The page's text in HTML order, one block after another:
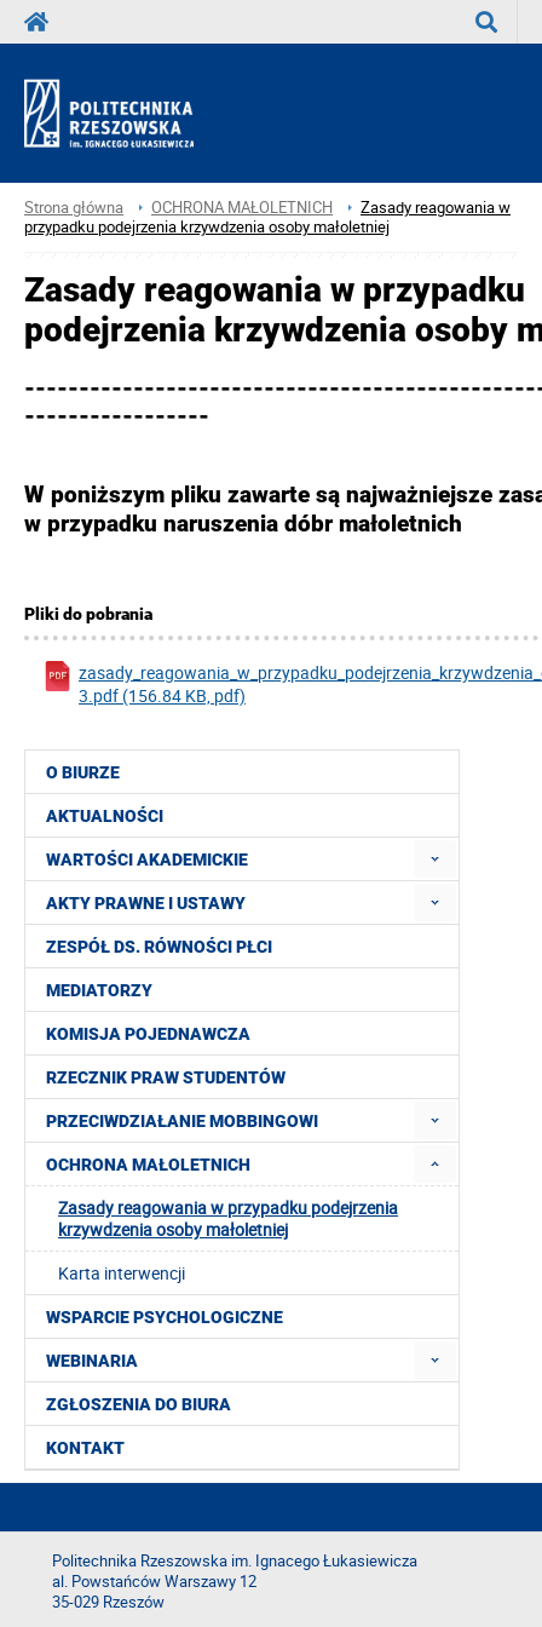
Strona główna OCHRONA MAŁOLETNICH
Zasady reagowania w
przypadku podejrzenia krzywdzenia osoby małoletniej
O BIURZE
AKTUALNOŚCI
WARTOŚCI AKADEMICKIE
AKTY PRAWNE I USTAWY
ZESPÓŁ DS. RÓWNOŚCI PŁCI
MEDIATORZY
KOMISJA POJEDNAWCZA
RZECZNIK PRAW STUDENTÓW
PRZECIWDZIAŁANIE MOBBINGOWI
OCHRONA MAŁOLETNICH
Zasady reagowania w przypadku podejrzenia
krzywdzenia osoby małoletniej
Karta interwencji
WSPARCIE PSYCHOLOGICZNE
WEBINARIA
ZGŁOSZENIA DO BIURA
KONTAKT
Zasady reagowania w przypadku
podejrzenia krzywdzenia osoby
-----------------
W poniższym pliku zawarte są najważniejsze
w przypadku naruszenia dóbr małoletnich
Pliki do pobrania
3.pdf (156.84 KB, pdf)
Politechnika Rzeszowska im. Ignacego Łukasiewicza
al. Powstańców Warszawy 12
35-029 Rzeszów